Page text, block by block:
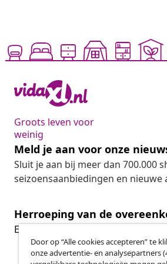
Groots leven voor
weinig
Meld je aan voor onze
Sluit je aan bij meer dan 700.000
seizoensaanbiedingen en nieuwe
Herroeping van de
Een annulering voor je bestelling
Door op “Alle cookies accepteren” te
onze advertentie- en analysepartners